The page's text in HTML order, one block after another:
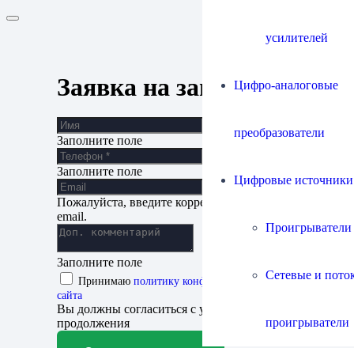
усилителей
Цифро-аналоговые
преобразователи
Цифровые источники
Сетевые и
проигрыватели
Заявка на запись
Заполните поле
Заполните поле
Пожалуйста, введите корректный адрес
email.
Заполните поле
Принимаю политику конфиденциальности
сайта
Вы должны согласиться с условиями для
продолжения